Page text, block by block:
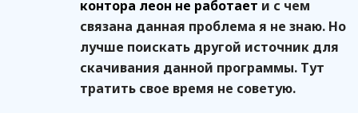
контора леон не работает и с чем
связана данная проблема я не знаю. Но
лучше поискать другой источник для
скачивания данной программы. Тут
тратить свое время не советую.